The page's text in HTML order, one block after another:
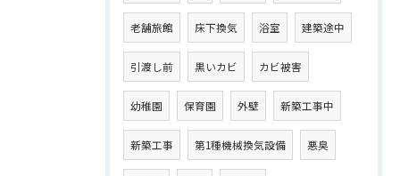
老舗旅館 床下換気 浴室 建築途中
引渡し前 黒いカビ カビ被害
幼稚園 保育園 外壁 新築工事中
新築工事 第1種機械換気設備 悪臭